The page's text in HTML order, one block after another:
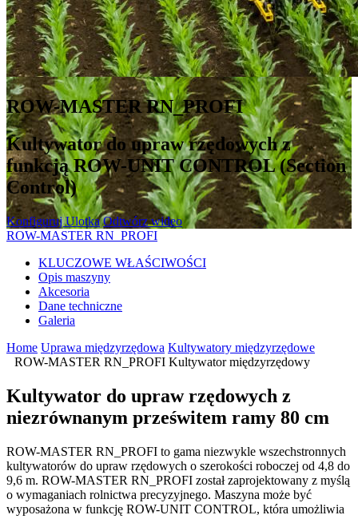
ROW-MASTER RN_PROFI
Kultywator do upraw rzędowych z
funkcją ROW-UNIT CONTROL (Section
Control)
KonfigurujUlotka Odtwórz wideo
ROW-MASTER RN_PROFI
KLUCZOWE WŁAŚCIWOŚCI
Opis maszyny
Akcesoria
Dane techniczne
Galeria
Home Uprawa międzyrzędowa Kultywatory międzyrzędowe
ROW-MASTER RN_PROFI Kultywator międzyrzędowy
Kultywator do upraw rzędowych z
niezrównanym prześwitem ramy 80 cm
ROW-MASTER RN_PROFI to gama niezwykle wszechstronnych
kultywatorów do upraw rzędowych o szerokości roboczej od 4,8 do
9,6 m. ROW-MASTER RN_PROFI został zaprojektowany z myślą
o wymaganiach rolnictwa precyzyjnego. Maszyna może być
wyposażona w funkcję ROW-UNIT CONTROL, która umożliwia